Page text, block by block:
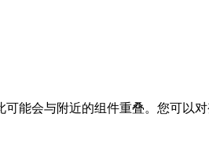
能会与附近的组件重叠。您可以